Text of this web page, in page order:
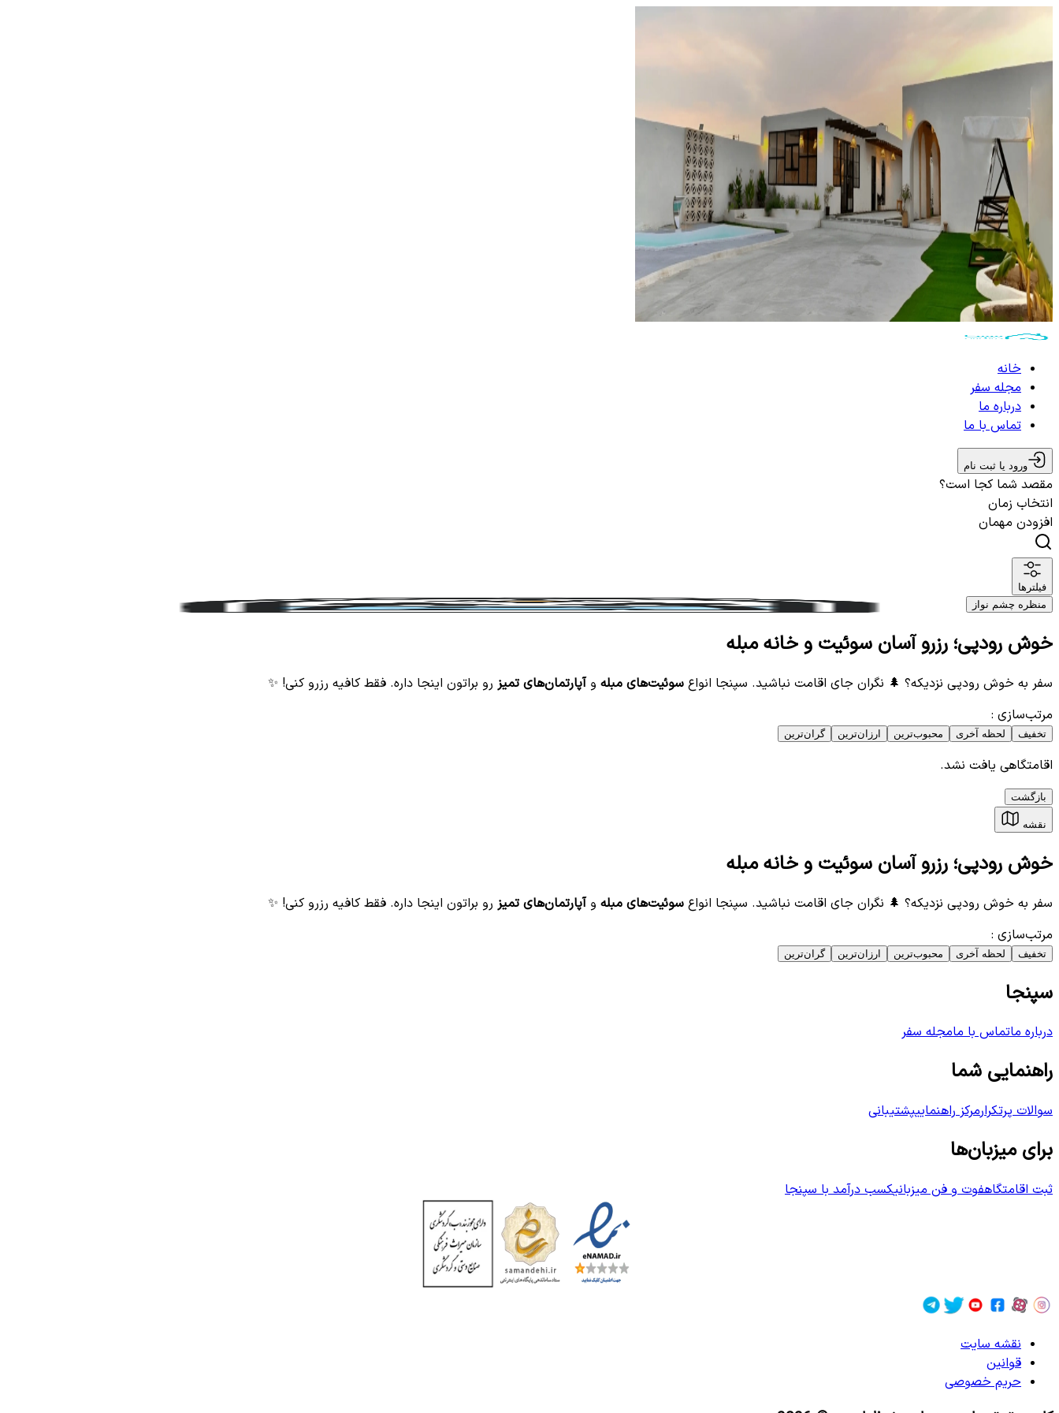
خانه
مجله سفر
درباره ما
تماس با ما
ورود یا ثبت نام
مقصد شما کجا است؟
انتخاب زمان
افزودن مهمان
فیلترها
منظره چشم نواز
خوش رودپی؛ رزرو آسان سوئیت و خانه مبله
سفر به خوش رودپی نزدیکه؟ 🌲 نگران جای اقامت نباشید. سپنجا انواع سوئیت‌های مبله وآپارتمان‌های تمیز رو براتون اینجا داره. فقط کافیه رزرو کنی! ✨
مرتب‌سازی :
تخفیف لحظه آخری محبوب‌ترین ارزان‌ترین گران‌ترین
اقامتگاهی یافت نشد.
بازگشت
نقشه
خوش رودپی؛ رزرو آسان سوئیت و خانه مبله
سفر به خوش رودپی نزدیکه؟ 🌲 نگران جای اقامت نباشید. سپنجا انواع سوئیت‌های مبله وآپارتمان‌های تمیز رو براتون اینجا داره. فقط کافیه رزرو کنی! ✨
مرتب‌سازی :
تخفیف لحظه آخری محبوب‌ترین ارزان‌ترین گران‌ترین
سپنجا
درباره ماتماس با مامجله سفر
راهنمایی شما
سوالات پرتکرارمرکز راهنماییپشتیبانی
برای میزبان‌ها
ثبت اقامتگاهفوت و فن میزبانیکسب درآمد با سپنجا
نقشه سایت
قوانین
حریم خصوصی